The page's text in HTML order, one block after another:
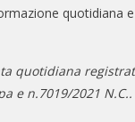
quotidiana
quotidiana
e n.7019/2021